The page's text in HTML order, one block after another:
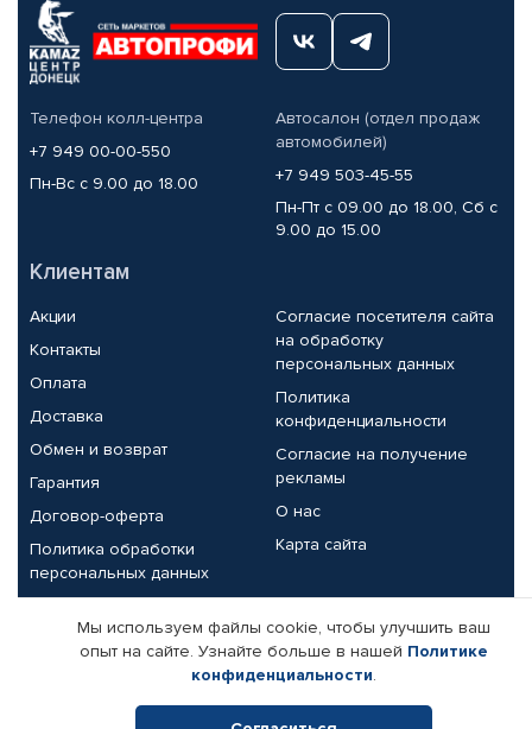
Телефон колл-центра
+7 949 00-00-550
Пн-Вс с 9.00 до 18.00
Автосалон (отдел продаж
автомобилей)
+7 949 503-45-55
Пн-Пт с 09.00 до 18.00, Сб с
9.00 до 15.00
Клиентам
Акции
Контакты
Оплата
Доставка
Обмен и возврат
Гарантия
Договор-оферта
Политика обработки
персональных данных
Согласие посетителя сайта
на обработку
персональных данных
Политика
конфиденциальности
Согласие на получение
рекламы
О нас
Карта сайта
Партнерам
Корпоративным клиентам
Поставщикам
Реквизиты компании
Мы используем файлы cookie, чтобы улучшить ваш
опыт на сайте. Узнайте больше в нашей Политике
конфиденциальности.